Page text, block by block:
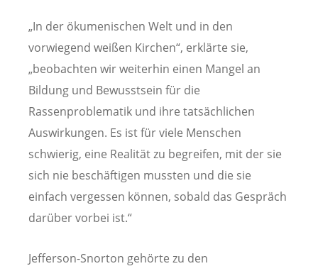
„In der ökumenischen Welt und in den
vorwiegend weißen Kirchen“, erklärte sie,
„beobachten wir weiterhin einen Mangel an
Bildung und Bewusstsein für die
Rassenproblematik und ihre tatsächlichen
Auswirkungen. Es ist für viele Menschen
schwierig, eine Realität zu begreifen, mit der sie
sich nie beschäftigen mussten und die sie
einfach vergessen können, sobald das Gespräch
darüber vorbei ist.“
Jefferson-Snorton gehörte zu den